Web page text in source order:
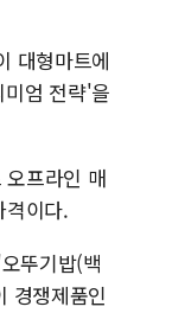
대형마트에
엄 전략'을
프라인 매
이다.
뚜기밥(백
경쟁제품인